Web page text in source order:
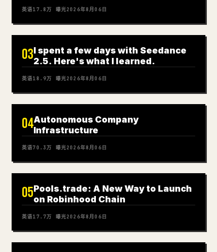
英语17.8万 曝光2026年8月06日
03I spent a few days with Seedance
2.5. Here's what I learned.
英语18.9万 曝光2026年8月06日
04Autonomous Company
Infrastructure
英语70.3万 曝光2026年8月06日
05Pools.trade: A New Way to Launch
on Robinhood Chain
英语17.7万 曝光2026年8月06日